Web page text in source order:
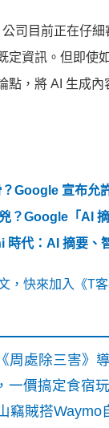
司目前正在仔
定資訊。但即使
點，將 AI 生成
Google 宣布允
？Google「AI
時代：AI 摘要、
，快來加入《T
周處除三害》
一價搞定食宿
竊賊搭